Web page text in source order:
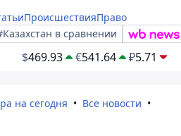
ПроисшествияПраво
в сравнении
$469.93 €541.64 ₽5.71
на сегодня
Все новости